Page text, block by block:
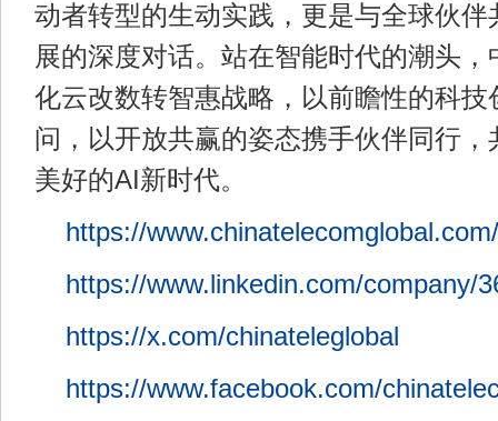
动者转型的生动实践，更是与全球伙伴
展的深度对话。站在智能时代的潮头
化云改数转智惠战略，以前瞻性的科技
问，以开放共赢的姿态携手伙伴同行
美好的AI新时代。
https://www.chinatelecomglobal.com/
https://www.linkedin.com/company/
https://x.com/chinateleglobal
https://www.facebook.com/